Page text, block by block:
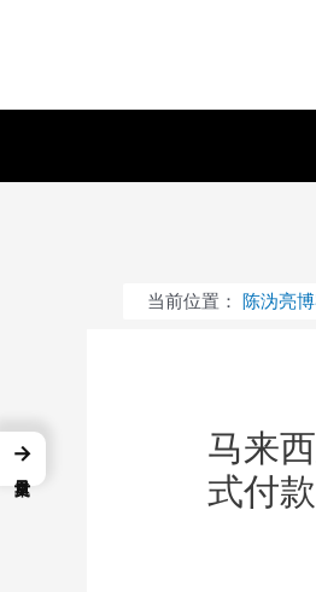
容
当前位置： 陈沩亮
马来
式付款
→